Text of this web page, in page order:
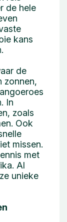
de hele
kans
de
zonnen,
In
zoals
Ook
missen.
met
Al
unieke